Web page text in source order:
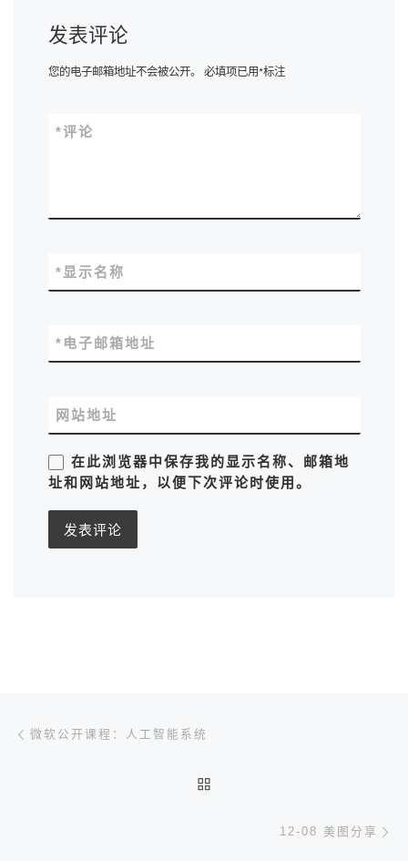
发表评论
您的电子邮箱地址不会被公开。 必填项已用*标注
评论
*
显示名称
*
电子邮箱地址
*
网站地址
在此浏览器中保存我的显示名称、邮箱地
址和网站地址，以便下次评论时使用。
文章导航
微软公开课程：人工智能系统
12-08 美图分享